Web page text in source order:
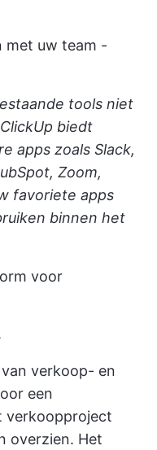
met uw team -
tools niet
ClickUp biedt
apps zoals Slack,
Zoom,
favoriete apps
binnen het
voor
verkoop- en
een
verkoopproject
overzien. Het